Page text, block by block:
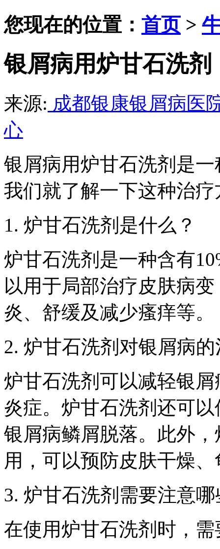
您现在的位置： 首页>
银屑病用炉甘石洗剂
来源: 成都银康银屑病医
心
银屑病用炉甘石洗剂是
我们就了解一下这种治
1. 炉甘石洗剂是什么？
炉甘石洗剂是一种含有
以用于局部治疗皮肤病
炎、舒缓及减少瘙痒等。
2. 炉甘石洗剂对银屑病
炉甘石洗剂可以减轻银
炎症。炉甘石洗剂还可
银屑病鳞屑脱落。此外
用，可以预防皮肤干燥
3. 炉甘石洗剂需要注意
在使用炉甘石洗剂时，